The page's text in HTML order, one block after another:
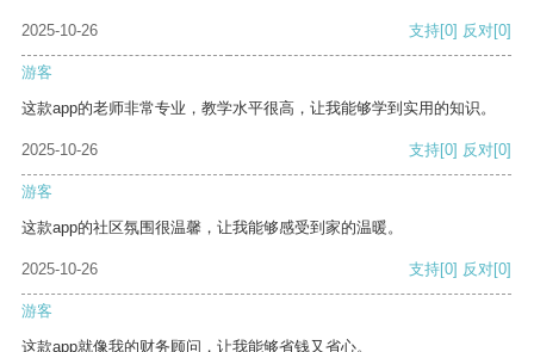
2025-10-26 支持[0] 反对[0]
游客
这款app的老师非常专业，教学水平很高，让我能够学到实用的知识。
2025-10-26 支持[0] 反对[0]
游客
这款app的社区氛围很温馨，让我能够感受到家的温暖。
2025-10-26 支持[0] 反对[0]
游客
这款app就像我的财务顾问，让我能够省钱又省心。